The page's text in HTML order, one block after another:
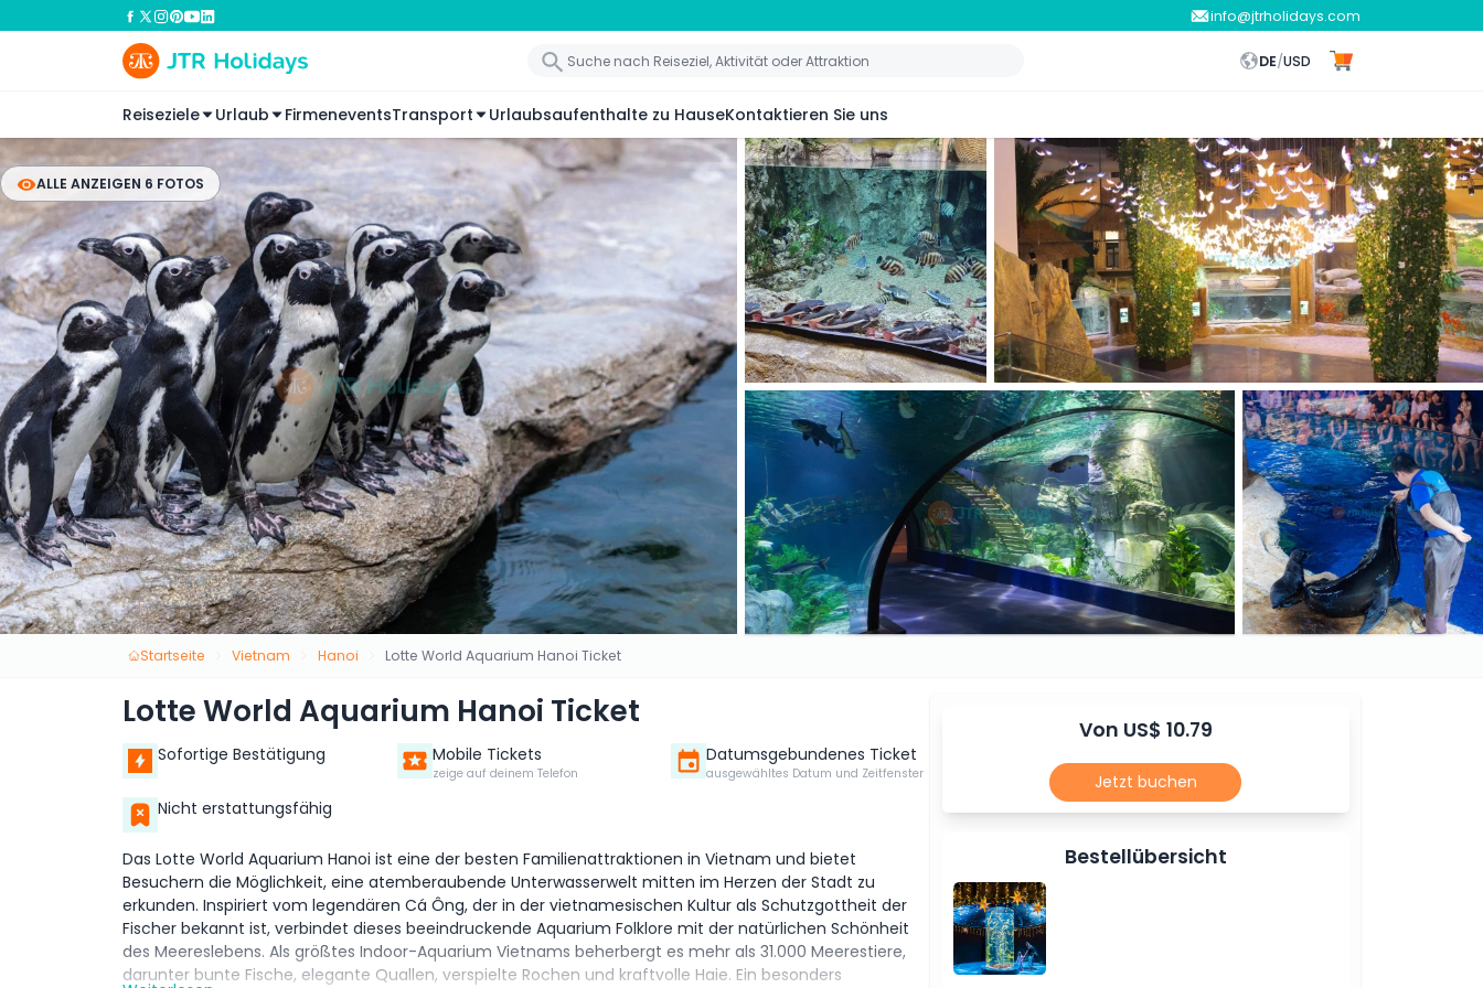
info@jtrholidays.com
DE/USD
Reiseziele Urlaub FirmeneventsTransport Urlaubsaufenthalte zu HauseKontaktieren Sie uns
ALLE ANZEIGEN 6 FOTOS
Startseite Vietnam Hanoi Lotte World Aquarium Hanoi Ticket
Lotte World Aquarium Hanoi Ticket
Sofortige Bestätigung Mobile Tickets
zeige auf deinem Telefon
Datumsgebundenes Ticket
ausgewähltes Datum und Zeitfenster
Nicht erstattungsfähig
Das Lotte World Aquarium Hanoi ist eine der besten Familienattraktionen in Vietnam und bietet
Besuchern die Möglichkeit, eine atemberaubende Unterwasserwelt mitten im Herzen der Stadt zu
erkunden. Inspiriert vom legendären Cá Ông, der in der vietnamesischen Kultur als Schutzgottheit der
Fischer bekannt ist, verbindet dieses beeindruckende Aquarium Folklore mit der natürlichen Schönheit
des Meereslebens. Als größtes Indoor-Aquarium Vietnams beherbergt es mehr als 31.000 Meerestiere,
darunter bunte Fische, elegante Quallen, verspielte Rochen und kraftvolle Haie. Ein besonders
Von US$ 10.79
Jetzt buchen
Bestellübersicht